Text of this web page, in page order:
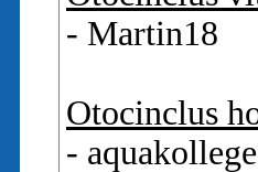
- Martin18
Otocinclus
- aquakollege